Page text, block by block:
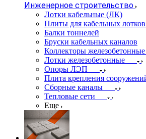
Инженерное строительство
Лотки кабельные (ЛК)
Плиты для кабельных
Балки тоннелей
Бруски кабельных каналов
Коллекторы железобетонные
Лотки железобетонные
Опоры ЛЭП
Плита крепления
Сборные каналы
Тепловые сети
Еще